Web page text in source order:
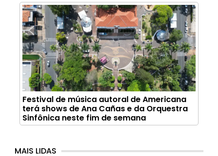
Festival de música autoral de Americana
terá shows de Ana Cañas e da Orquestra
Sinfônica neste fim de semana
MAIS LIDAS